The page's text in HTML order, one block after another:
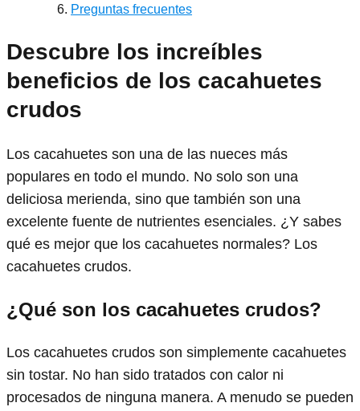
Preguntas frecuentes
Descubre los increíbles
beneficios de los cacahuetes
crudos
Los cacahuetes son una de las nueces más
populares en todo el mundo. No solo son una
deliciosa merienda, sino que también son una
excelente fuente de nutrientes esenciales. ¿Y sabes
qué es mejor que los cacahuetes normales? Los
cacahuetes crudos.
¿Qué son los cacahuetes crudos?
Los cacahuetes crudos son simplemente cacahuetes
sin tostar. No han sido tratados con calor ni
procesados de ninguna manera. A menudo se pueden